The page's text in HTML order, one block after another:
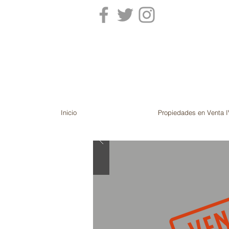
Inicio Propiedades en Venta